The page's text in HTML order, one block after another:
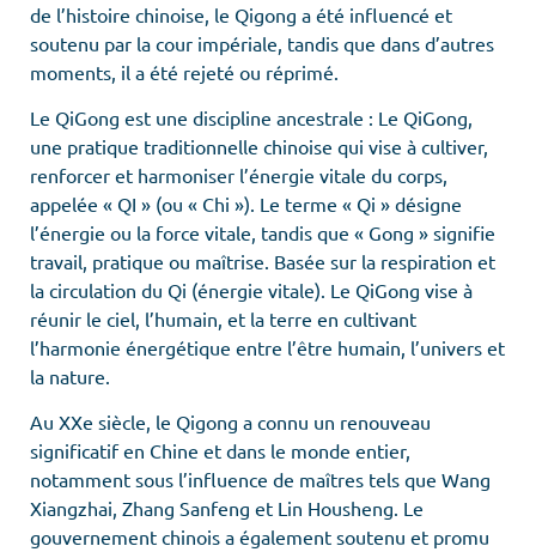
de l’histoire chinoise, le Qigong a été influencé et
soutenu par la cour impériale, tandis que dans d’autres
moments, il a été rejeté ou réprimé.
Le QiGong est une discipline ancestrale : Le QiGong,
une pratique traditionnelle chinoise qui vise à cultiver,
renforcer et harmoniser l’énergie vitale du corps,
appelée « QI » (ou « Chi »). Le terme « Qi » désigne
l’énergie ou la force vitale, tandis que « Gong » signifie
travail, pratique ou maîtrise. Basée sur la respiration et
la circulation du Qi (énergie vitale). Le QiGong vise à
réunir le ciel, l’humain, et la terre en cultivant
l’harmonie énergétique entre l’être humain, l’univers et
la nature.
Au XXe siècle, le Qigong a connu un renouveau
significatif en Chine et dans le monde entier,
notamment sous l’influence de maîtres tels que Wang
Xiangzhai, Zhang Sanfeng et Lin Housheng. Le
gouvernement chinois a également soutenu et promu